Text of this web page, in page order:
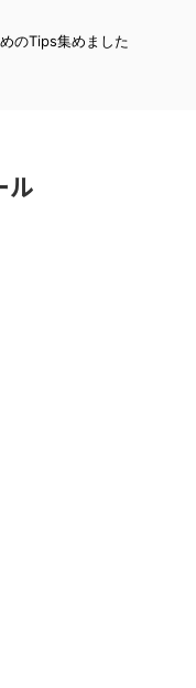
のTips集めました
ル